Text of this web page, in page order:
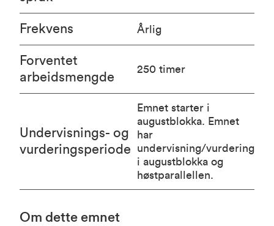
Om dette emnet
Frekvens Årlig
Forventet
arbeidsmengde
250 timer
Undervisnings- og
vurderingsperiode
Emnet starter i
augustblokka. Emnet
har
undervisning/vurdering
i augustblokka og
høstparallellen.